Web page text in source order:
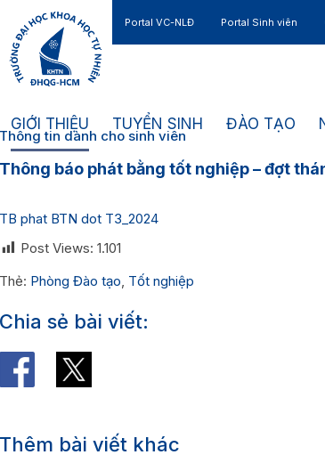
Portal VC-NLĐ Portal Sinh viên
GIỚI THIỆU TUYỂN SINH ĐÀO TẠO
Thông tin dành cho sinh viên
Thông báo phát bằng tốt nghiệp – đợt
TB phat BTN dot T3_2024
Post Views: 1.101
Thẻ: Phòng Đào tạo, Tốt nghiệp
Chia sẻ bài viết:
Thêm bài viết khác